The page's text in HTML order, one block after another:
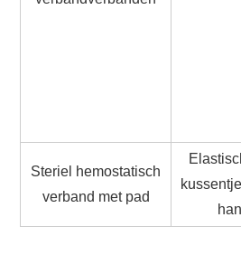
Steriel hemostatisch
verband met pad